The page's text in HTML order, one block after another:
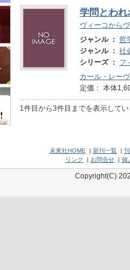
学問とわ
ヴィーコから
ジャンル ： 哲
ジャンル ： 社
シリーズ ： フ
カール・レー
定価： 本体
1件目から3件目までを表示して
未來社HOME | 新刊一覧 |
リンク
| お問合せ | 個
Copyright(C)